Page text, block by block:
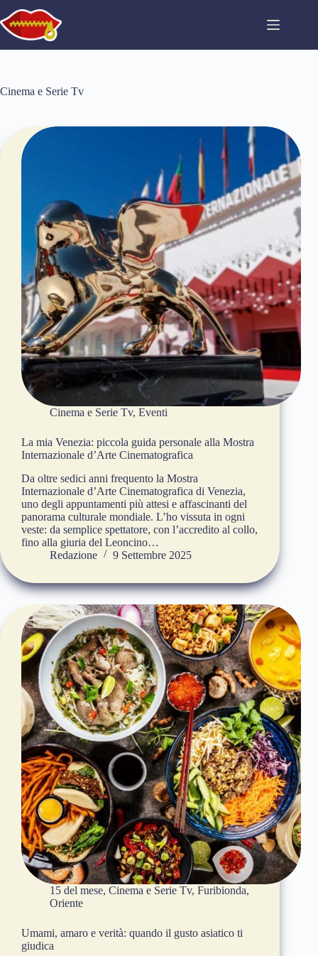
al
contenuto
Cinema e Serie Tv
Cinema e Serie Tv, Eventi
La mia Venezia: piccola guida personale alla Mostra
Internazionale d’Arte Cinematografica
Da oltre sedici anni frequento la Mostra
Internazionale d’Arte Cinematografica di Venezia,
uno degli appuntamenti più attesi e affascinanti del
panorama culturale mondiale. L’ho vissuta in ogni
veste: da semplice spettatore, con l’accredito al collo,
fino alla giuria del Leoncino…
Redazione
9 Settembre 2025
15 del mese, Cinema e Serie Tv, Furibionda,
Oriente
Umami, amaro e verità: quando il gusto asiatico ti
giudica